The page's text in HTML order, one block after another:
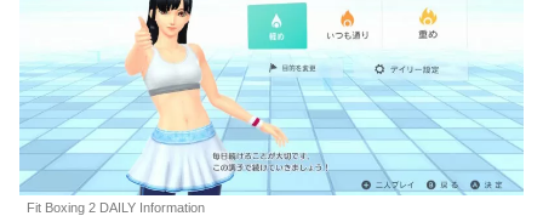
Fit Boxing 2 DAILY Information